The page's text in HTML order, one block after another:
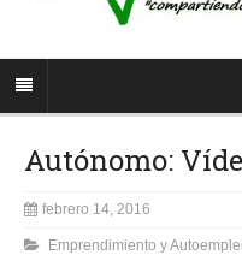
Autónomo:
febrero 14, 2016
Emprendimiento y